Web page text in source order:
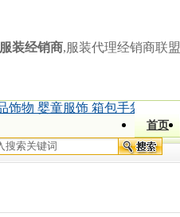
服装经销商,服装代理经销商联盟
饰物 婴童服饰 箱包手袋)
首页